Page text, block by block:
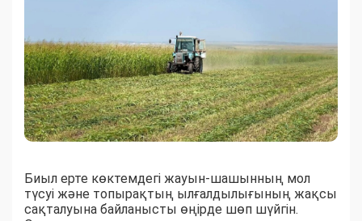
Биыл ерте көктемдегі жауын-шашынның мол
түсуі және топырақтың ылғалдылығының жақсы
сақталуына байланысты өңірде шөп шүйгін.